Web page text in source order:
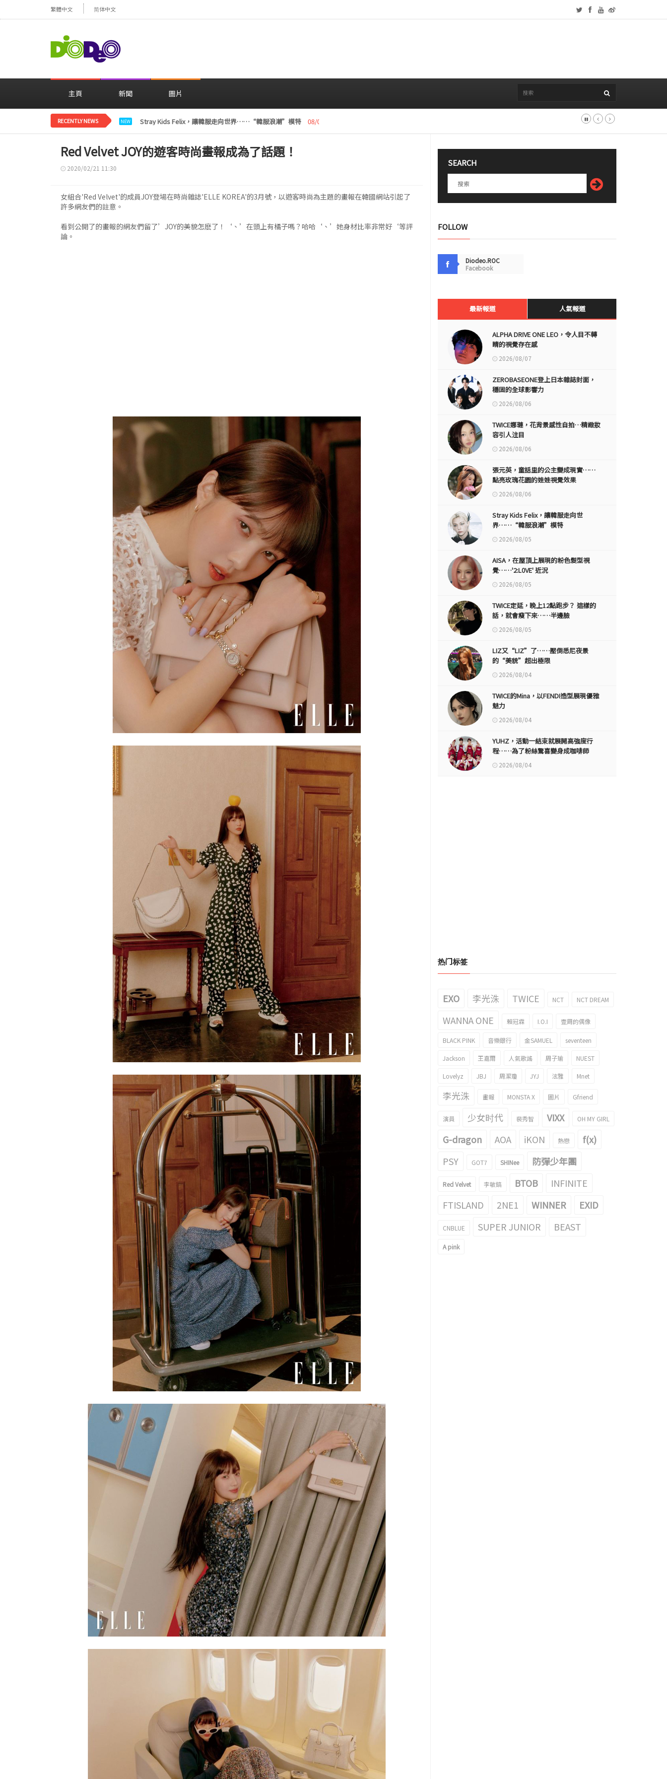
繁體中文 简体中文
主頁 新聞 圖片
RECENTLY NEWS NEW Stray Kids Felix，讓韓服走向世界……“韓服浪潮”模特 08/05 12:00 PM
Red Velvet JOY的遊客時尚畫報成為了話題！
2020/02/21 11:30
女組合'Red Velvet'的成員JOY登場在時尚雜誌'ELLE KOREA'的3月號，以遊客時尚為主題的畫報在韓國網站引起了
許多網友們的註意。
看到公開了的畫報的網友們留了’JOY的美貌怎麽了！‘、’在頭上有橘子嗎？哈哈‘、’她身材比率非常好‘等評
論。
SEARCH
FOLLOW
Diodeo.ROC
Facebook
最新報道 人氣報道
ALPHA DRIVE ONE LEO，令人目不轉
睛的視覺存在感
2026/08/07
ZEROBASEONE登上日本雜誌封面，
穩固的全球影響力
2026/08/06
TWICE娜璉，花背景感性自拍…精緻妝
容引人注目
2026/08/06
張元英，童話里的公主變成現實……
點亮玫瑰花園的娃娃視覺效果
2026/08/06
Stray Kids Felix，讓韓服走向世
界……“韓服浪潮”模特
2026/08/05
AISA，在屋頂上展現的粉色髮型視
覺……'2:L0VE' 近況
2026/08/05
TWICE定延，晚上12點跑步？ 這樣的
話，就會瘦下來……半邊臉
2026/08/05
LIZ又“LIZ”了……壓倒悉尼夜景
的“美貌”超出極限
2026/08/04
TWICE的Mina，以FENDI造型展現優雅
魅力
2026/08/04
YUHZ，活動一結束就展開高強度行
程……為了粉絲驚喜變身成咖啡師
2026/08/04
热门标签
EXO 李光洙 TWICE NCT NCT DREAM
WANNA ONE 賴冠霖 I.O.I 壹周的偶像
BLACK PINK 音樂銀行 金SAMUEL seventeen
Jackson 王嘉爾 人氣歌謠 周子瑜 NUEST
Lovelyz JBJ 周潔瓊 JYJ 泫雅 Mnet
李光洙 畫報 MONSTA X 圖片 Gfriend
演員 少女时代 裴秀智 VIXX OH MY GIRL
G-dragon AOA iKON 熱戀
f(x)
PSY
GOT7 SHINee 防彈少年團
Red Velvet 李敏鎬 BTOB
INFINITE
FTISLAND
2NE1 WINNER EXID
CNBLUE SUPER JUNIOR BEAST
A pink